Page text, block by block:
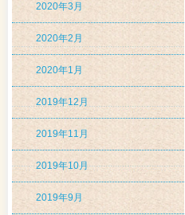
2020年3月
2020年2月
2020年1月
2019年12月
2019年11月
2019年10月
2019年9月